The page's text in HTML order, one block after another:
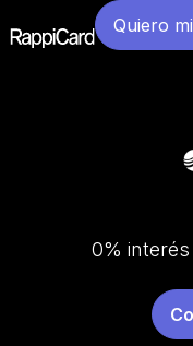
Quiero mi
0%